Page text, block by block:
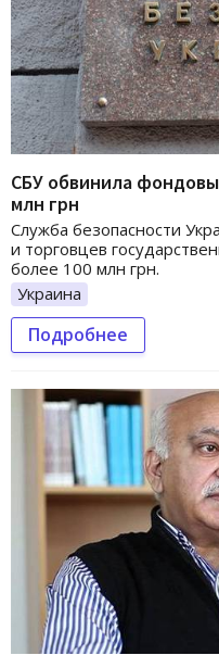
СБУ обвинила
млн грн
Служба безопасности
и торговцев
более 100 млн грн.
Украина
Подробнее